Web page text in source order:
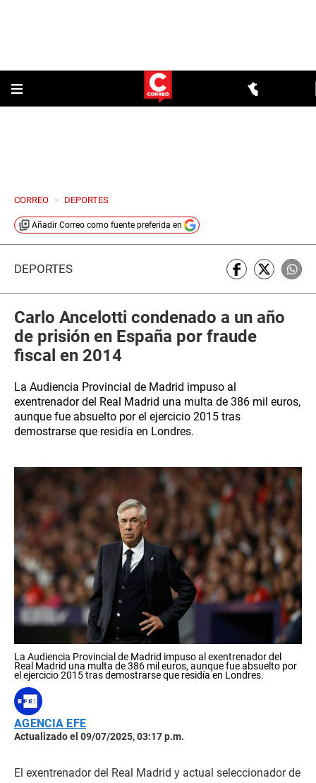
CORREO > DEPORTES
Añadir Correo como fuente preferida en
DEPORTES
Carlo Ancelotti condenado a un año
de prisión en España por fraude
fiscal en 2014
La Audiencia Provincial de Madrid impuso al
exentrenador del Real Madrid una multa de 386 mil euros,
aunque fue absuelto por el ejercicio 2015 tras
demostrarse que residía en Londres.
La Audiencia Provincial de Madrid impuso al exentrenador del
Real Madrid una multa de 386 mil euros, aunque fue absuelto por
el ejercicio 2015 tras demostrarse que residía en Londres.
AGENCIA EFE
Actualizado el 09/07/2025, 03:17 p.m.
El exentrenador del Real Madrid y actual seleccionador de